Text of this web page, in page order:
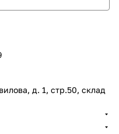
д. 1, стр.50, склад